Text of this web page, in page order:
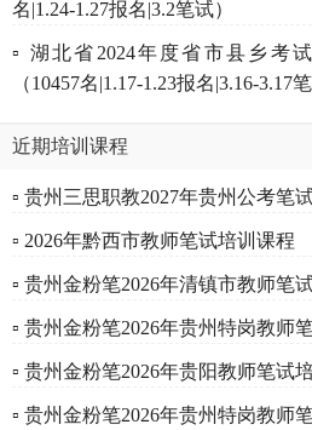
名|1.24-1.27报名|3.2笔试）
▫ 湖北省2024年度省市县乡考
（10457名|1.17-1.23报名|3.16-3.17笔
近期培训课程
▫ 贵州三思职教2027年贵州公考笔
▫ 2026年黔西市教师笔试培训课程
▫ 贵州金粉笔2026年清镇市教师笔
▫ 贵州金粉笔2026年贵州特岗教师
▫ 贵州金粉笔2026年贵阳教师笔试
▫ 贵州金粉笔2026年贵州特岗教师